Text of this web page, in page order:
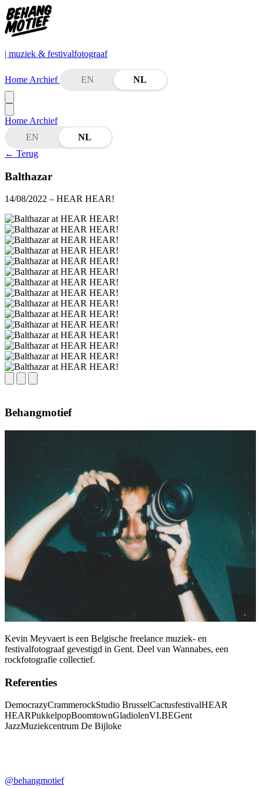
| muziek & festivalfotograaf
Home Archief EN NL
Home Archief
EN
NL
← Terug
Balthazar
14/08/2022 – HEAR HEAR!
Behangmotief
Kevin Meyvaert is een Belgische freelance muziek- en
festivalfotograaf gevestigd in Gent. Deel van Wannabes, een
rockfotografie collectief.
Referenties
DemocrazyCrammerockStudio BrusselCactusfestivalHEAR
HEARPukkelpopBoomtownGladiolenVI.BEGent
JazzMuziekcentrum De Bijloke
@behangmotief